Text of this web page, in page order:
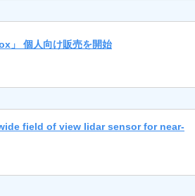
」 個人向け販売を開始
field of view lidar sensor for near-